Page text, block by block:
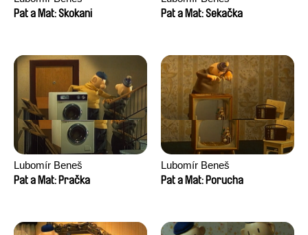
Pat a Mat: Skokani
Pat a Mat: Sekačka
Lubomír Beneš
Pat a Mat: Pračka
Lubomír Beneš
Pat a Mat: Porucha